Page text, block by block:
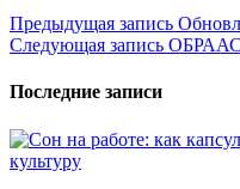
Навигация
по
записям
Предыдущая запись
Следующая запись
Последние записи